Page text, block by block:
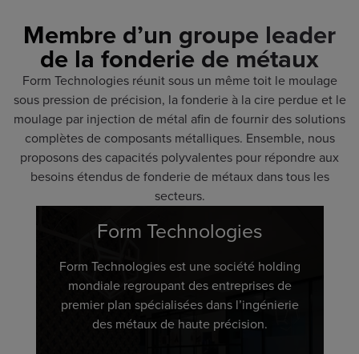
Membre d’un groupe leader
de la fonderie de métaux
Form Technologies réunit sous un même toit le moulage
sous pression de précision, la fonderie à la cire perdue et le
moulage par injection de métal afin de fournir des solutions
complètes de composants métalliques. Ensemble, nous
proposons des capacités polyvalentes pour répondre aux
besoins étendus de fonderie de métaux dans tous les
secteurs.
Form Technologies
Form Technologies est une société holding
mondiale regroupant des entreprises de
premier plan spécialisées dans l’ingénierie
des métaux de haute précision.